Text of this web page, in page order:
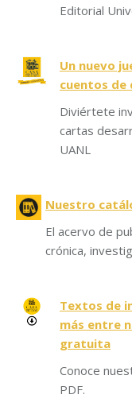
Editorial
Un nuevo
cuentos de
Diviértete
cartas
UANL
Nuestro
El acervo de
crónica,
Textos de
más entre
gratuita
Conoce
PDF.